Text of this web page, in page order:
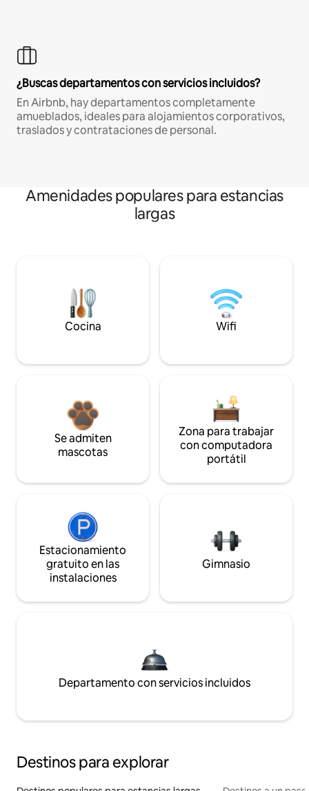
¿Buscas departamentos con servicios incluidos?
En Airbnb, hay departamentos completamente
amueblados, ideales para alojamientos corporativos,
traslados y contrataciones de personal.
Amenidades populares para estancias
largas
Cocina Wifi
Se admiten
mascotas
Zona para trabajar
con computadora
portátil
Estacionamiento
gratuito en las
instalaciones
Gimnasio
Departamento con servicios incluidos
Destinos para explorar